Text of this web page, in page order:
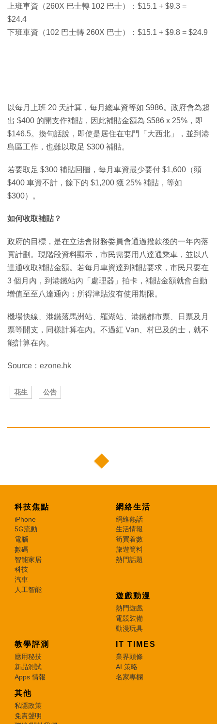
上班車資（260X 巴士轉 102 巴士）：$15.1 + $9.3 =
$24.4
下班車資（102 巴士轉 260X 巴士）：$15.1 + $9.8 = $24.9
以每月上班 20 天計算，每月總車資等如 $986。政府會為超
出 $400 的開支作補貼，因此補貼金額為 $586 x 25%，即
$146.5。換句話說，即使是居住在屯門「大西北」，並到港
島區工作，也難以取足 $300 補貼。
若要取足 $300 補貼回贈，每月車資最少要付 $1,600（頭
$400 車資不計，餘下的 $1,200 獲 25% 補貼，等如
$300）。
如何收取補貼？
政府的目標，是在立法會財務委員會通過撥款後的一年內落
實計劃。現階段資料顯示，市民需要用八達通乘車，並以八
達通收取補貼金額。若每月車資達到補貼要求，市民只要在
3 個月內，到港鐵站內「處理器」拍卡，補貼金額就會自動
增值至至八達通內；所得津貼沒有使用期限。
機場快線、港鐵落馬洲站、羅湖站、港鐵都市票、日票及月
票等開支，同樣計算在內。不過紅 Van、村巴及的士，就不
能計算在內。
Source：ezone.hk
花生 公告
科技焦點
iPhone
5G流動
電腦
數碼
智能家居
科技
汽車
人工智能
網絡生活
網絡熱話
生活情報
筍買着數
旅遊筍料
熱門話題
遊戲動漫
熱門遊戲
電競裝備
動漫玩具
教學評測
應用秘技
新品測試
Apps 情報
IT TIMES
業界頭條
AI 策略
名家專欄
其他
私隱政策
免責聲明